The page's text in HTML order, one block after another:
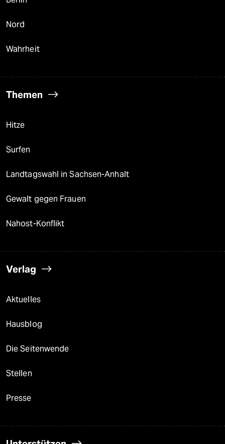
Nord
Wahrheit
Themen
Hitze
Surfen
Landtagswahl in Sachsen-Anhalt
Gewalt gegen Frauen
Nahost-Konflikt
Verlag
Aktuelles
Hausblog
Die Seitenwende
Stellen
Presse